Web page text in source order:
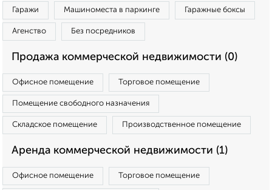
Гаражи Машиноместа в паркинге Гаражные боксы
Агенство Без посредников
Продажа коммерческой недвижимости (0)
Офисное помещение Торговое помещение
Помещение свободного назначения
Складское помещение Производственное помещение
Аренда коммерческой недвижимости (1)
Офисное помещение Торговое помещение